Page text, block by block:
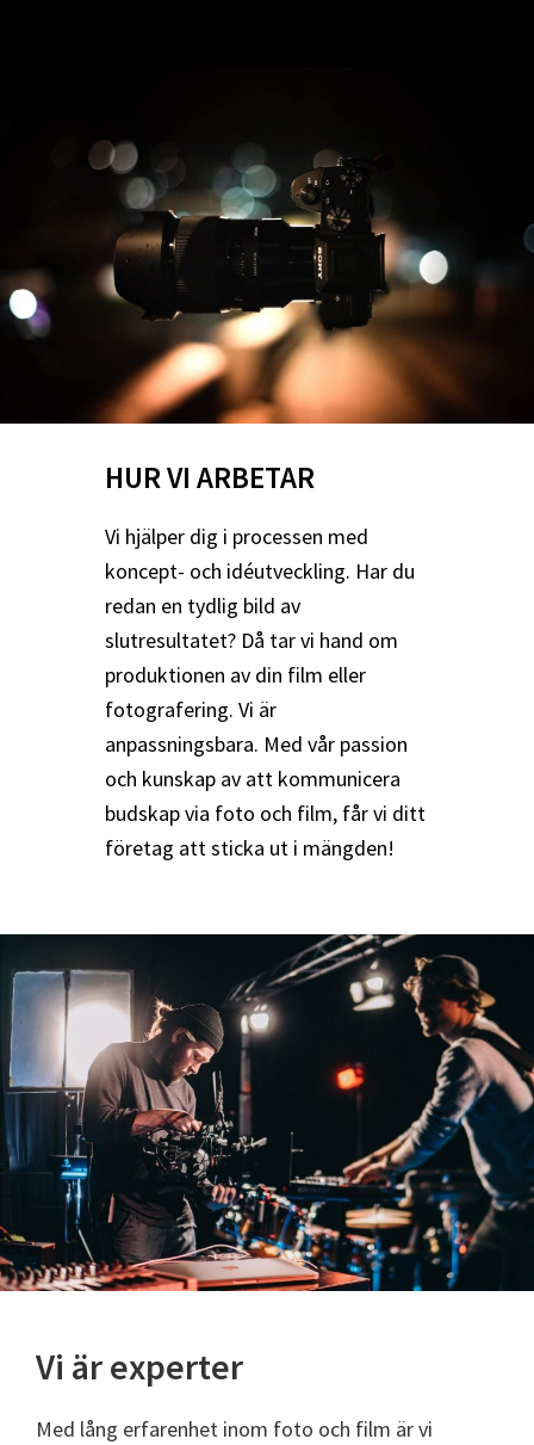
HUR VI ARBETAR
Vi hjälper dig i processen med
koncept- och idéutveckling. Har du
redan en tydlig bild av
slutresultatet? Då tar vi hand om
produktionen av din film eller
fotografering. Vi är
anpassningsbara. Med vår passion
och kunskap av att kommunicera
budskap via foto och film, får vi ditt
företag att sticka ut i mängden!
Vi är experter
Med lång erfarenhet inom foto och film är vi